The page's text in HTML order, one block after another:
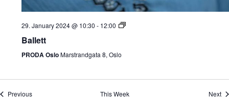
29. January 2024 @ 10:30 - 12:00
Ballett
PRODA OsloMarstrandgata 8, Oslo
Previous This Week Next